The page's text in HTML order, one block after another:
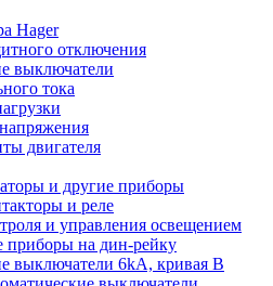
Hager
отключения
выключатели
тока
двигателя
и другие приборы
и реле
и управления освещением
приборы на дин-рейку
выключатели 6kA, кривая В